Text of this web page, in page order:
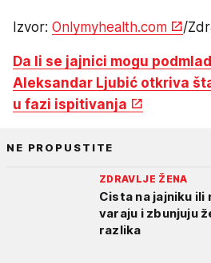
Izvor: Onlymyhealth.com /
Da li se jajnici mogu
Aleksandar Ljubić otkriva
u fazi ispitivanja
NE PROPUSTITE
ZDRAVLJE ŽENA
Cista na jajniku
varaju i zbunjuju
razlika